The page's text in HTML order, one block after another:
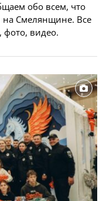
обо всем, что
на Смелянщине. Все
фото, видео.